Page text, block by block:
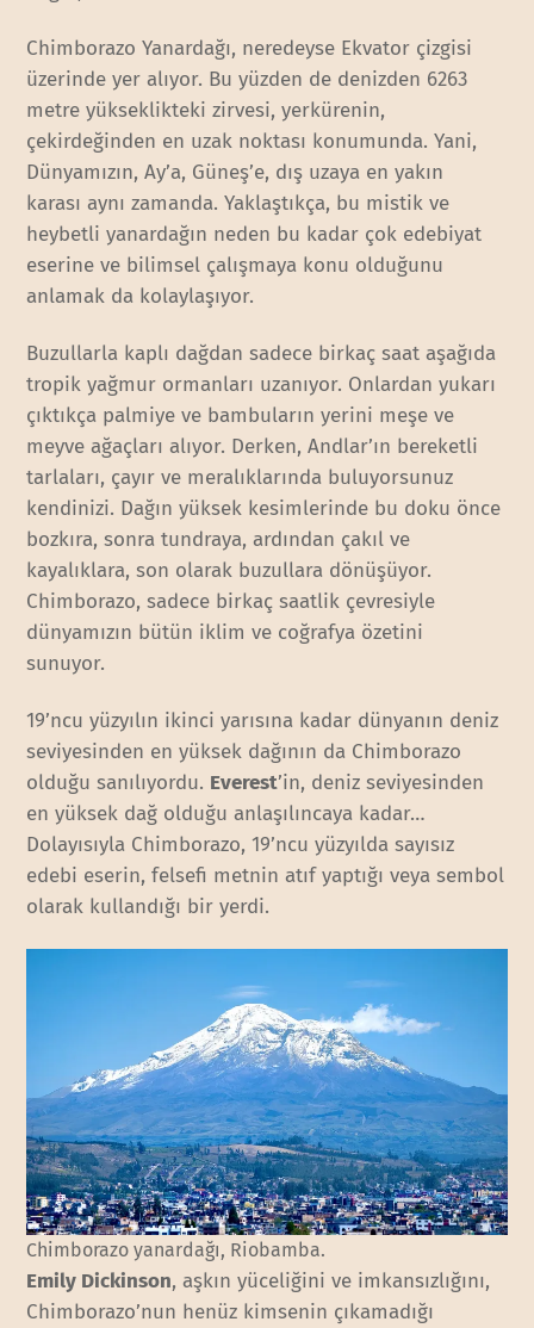
Chimborazo Yanardağı, neredeyse Ekvator çizgisi
üzerinde yer alıyor. Bu yüzden de denizden 6263
metre yükseklikteki zirvesi, yerkürenin,
çekirdeğinden en uzak noktası konumunda. Yani,
Dünyamızın, Ay’a, Güneş’e, dış uzaya en yakın
karası aynı zamanda. Yaklaştıkça, bu mistik ve
heybetli yanardağın neden bu kadar çok edebiyat
eserine ve bilimsel çalışmaya konu olduğunu
anlamak da kolaylaşıyor.
Buzullarla kaplı dağdan sadece birkaç saat aşağıda
tropik yağmur ormanları uzanıyor. Onlardan yukarı
çıktıkça palmiye ve bambuların yerini meşe ve
meyve ağaçları alıyor. Derken, Andlar’ın bereketli
tarlaları, çayır ve meralıklarında buluyorsunuz
kendinizi. Dağın yüksek kesimlerinde bu doku önce
bozkıra, sonra tundraya, ardından çakıl ve
kayalıklara, son olarak buzullara dönüşüyor.
Chimborazo, sadece birkaç saatlik çevresiyle
dünyamızın bütün iklim ve coğrafya özetini
sunuyor.
19’ncu yüzyılın ikinci yarısına kadar dünyanın deniz
seviyesinden en yüksek dağının da Chimborazo
olduğu sanılıyordu. Everest’in, deniz seviyesinden
en yüksek dağ olduğu anlaşılıncaya kadar…
Dolayısıyla Chimborazo, 19’ncu yüzyılda sayısız
edebi eserin, felsefi metnin atıf yaptığı veya sembol
olarak kullandığı bir yerdi.
Chimborazo yanardağı, Riobamba.
Emily Dickinson, aşkın yüceliğini ve imkansızlığını,
Chimborazo’nun henüz kimsenin çıkamadığı